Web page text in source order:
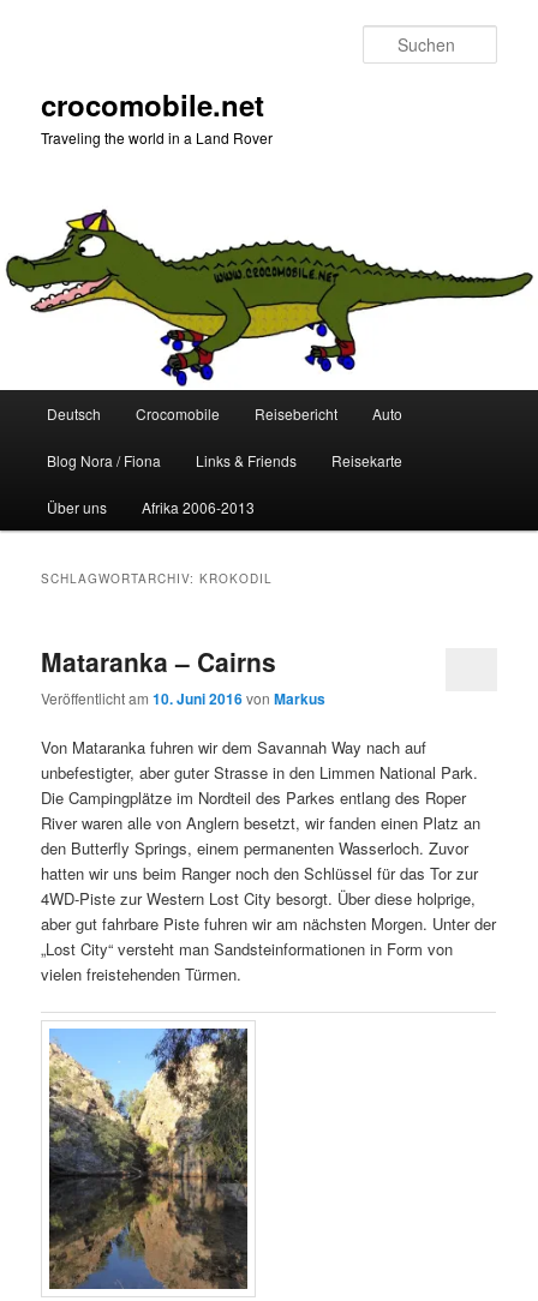
crocomobile.net
Traveling the world in a Land Rover
Deutsch Crocomobile Reisebericht Auto
Blog Nora / Fiona Links & Friends Reisekarte
Über uns Afrika 2006-2013
SCHLAGWORTARCHIV:KROKODIL
Mataranka – Cairns
Veröffentlicht am10. Juni 2016vonMarkus
Von Mataranka fuhren wir dem Savannah Way nach auf
unbefestigter, aber guter Strasse in den Limmen National Park.
Die Campingplätze im Nordteil des Parkes entlang des Roper
River waren alle von Anglern besetzt, wir fanden einen Platz an
den Butterfly Springs, einem permanenten Wasserloch. Zuvor
hatten wir uns beim Ranger noch den Schlüssel für das Tor zur
4WD-Piste zur Western Lost City besorgt. Über diese holprige,
aber gut fahrbare Piste fuhren wir am nächsten Morgen. Unter der
„Lost City“ versteht man Sandsteinformationen in Form von
vielen freistehenden Türmen.